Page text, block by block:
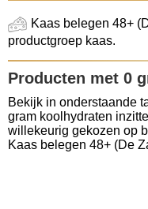
Kaas belegen 48+
productgroep kaas.
Producten met 0
Bekijk in onderstaande
gram koolhydraten
willekeurig gekozen op
Kaas belegen 48+ (De